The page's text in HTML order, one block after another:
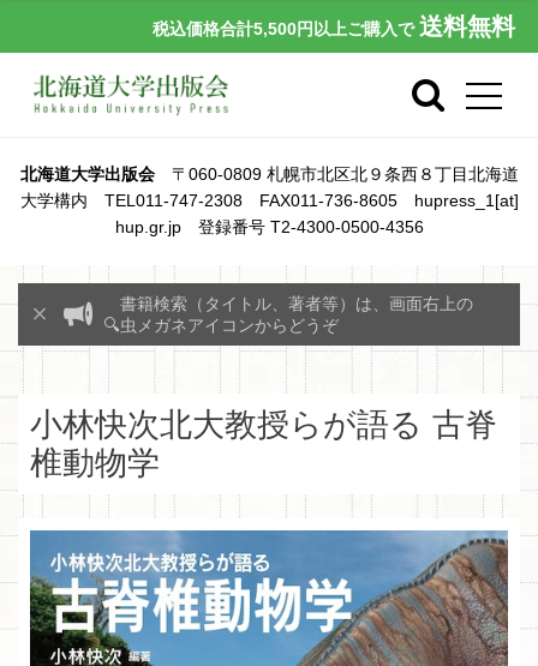
税込価格合計5,500円以上ご購入で 送料無料
北海道大学出版会〒060-0809 札幌市北区北９条西８丁目北海道
大学構内 TEL011-747-2308 FAX011-736-8605 hupress_1[at]
hup.gr.jp 登録番号 T2-4300-0500-4356
書籍検索（タイトル、著者等）は、画面右上の
🔍虫メガネアイコンからどうぞ
小林快次北大教授らが語る 古脊
椎動物学